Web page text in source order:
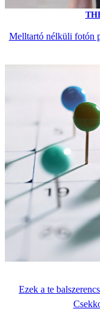
Melltartó nélküli fotón
Ezek a te